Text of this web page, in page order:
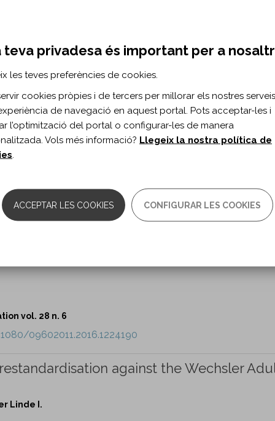
in disorders of consciousness: a
to Assess Responsiveness (STAR).
D.
vol. 28 n. 6
09602011.2016.1214604
people with amnestic mild cognitive
RSP, Clare L.
vol. 28 n. 6
09602011.2016.1216000
on outcomes after traumatic
vol. 28 n. 6
09602011.2016.1224190
against the Wechsler
Linde I.
teva privadesa és important per a
les teves preferències de cookies.
cookies pròpies i de tercers per millorar els nostres
de navegació en aquest portal. Pots acceptar-les i
l’optimització del portal o configurar-les de manera
Vols més informació? Llegeix la nostra política de
ACCEPTAR LES COOKIES CONFIGURAR LES COOKIES